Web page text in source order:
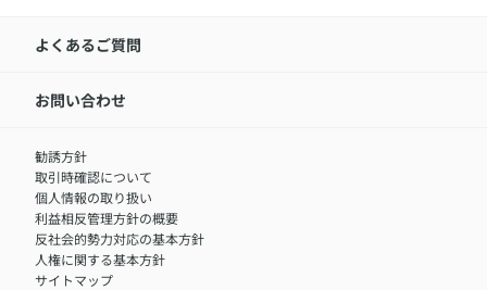
アクサのネット完結保険（旧アクサダイレクト生命）
アクサ生命が選ばれる理由
IR情報
サステナビリティの取り組み
​お客さまを金融犯罪からお守りするために
アクサグループについて
採用情報トップ
中途採用：内勤正社員
職）
中途採用：フィナンシャルプラン・アドバイザー（営業職）
障害者採用
よくあるご質問
お問い合わせ
勧誘方針
取引時確認について
個人情報の取り扱い
利益相反管理方針の概要
反社会的勢力対応の基本方針
人権に関する基本方針
サイトマップ